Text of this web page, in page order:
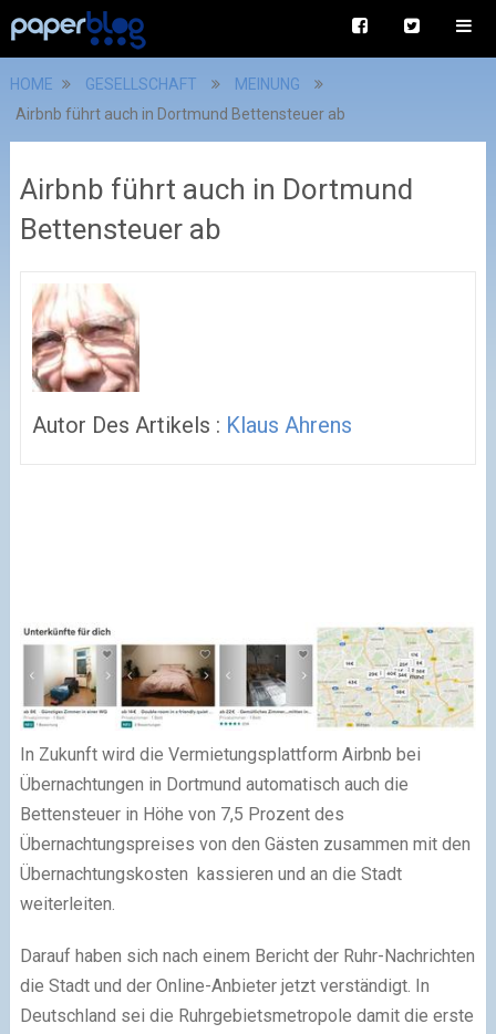
HOME GESELLSCHAFT
MEINUNG
Airbnb führt auch in Dortmund Bettensteuer ab
Airbnb führt auch in Dortmund
Bettensteuer ab
Autor Des Artikels : Klaus Ahrens
In Zukunft wird die Vermietungsplattform Airbnb bei
Übernachtungen in Dortmund automatisch auch die
Bettensteuer in Höhe von 7,5 Prozent des
Übernachtungspreises von den Gästen zusammen mit den
Übernachtungskosten kassieren und an die Stadt
weiterleiten.
Darauf haben sich nach einem Bericht der Ruhr-Nachrichten
die Stadt und der Online-Anbieter jetzt verständigt. In
Deutschland sei die Ruhrgebietsmetropole damit die erste